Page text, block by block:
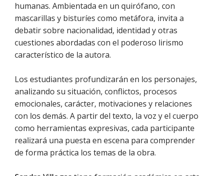
humanas. Ambientada en un quirófano, con
mascarillas y bisturíes como metáfora, invita a
debatir sobre nacionalidad, identidad y otras
cuestiones abordadas con el poderoso lirismo
característico de la autora.
Los estudiantes profundizarán en los personajes,
analizando su situación, conflictos, procesos
emocionales, carácter, motivaciones y relaciones
con los demás. A partir del texto, la voz y el cuerpo
como herramientas expresivas, cada participante
realizará una puesta en escena para comprender
de forma práctica los temas de la obra.